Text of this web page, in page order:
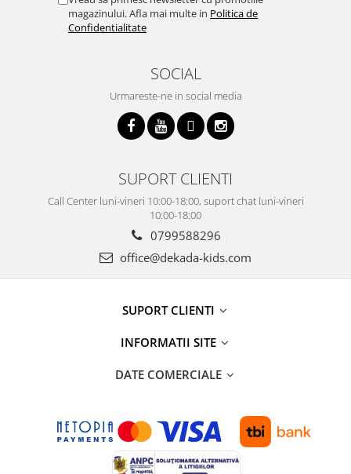
magazinului. Afla mai multe in Politica de
Confidentialitate
SOCIAL
Urmareste-ne in social media
SUPORT CLIENTI
Call Center luni-vineri 10:00-18:00, suport chat luni-vineri
10:00-18:00
0799588296
office@dekada-kids.com
SUPORT CLIENTI
INFORMATII SITE
DATE COMERCIALE